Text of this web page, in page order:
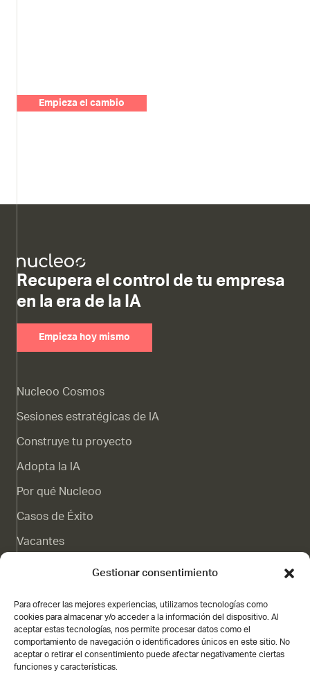
Gestionar consentimiento
Para ofrecer las mejores experiencias, utilizamos tecnologías como
cookies para almacenar y/o acceder a la información del dispositivo. Al
aceptar estas tecnologías, nos permite procesar datos como el
comportamiento de navegación o identificadores únicos en este sitio. No
aceptar o retirar el consentimiento puede afectar negativamente ciertas
funciones y características.
Empieza el cambio
Recupera el control de tu empresa
en la era de la IA
Empieza hoy mismo
Nucleoo Cosmos
Sesiones estratégicas de IA
Construye tu proyecto
Adopta la IA
Por qué Nucleoo
Casos de Éxito
Vacantes
Canal de denuncias
Contacto
Subvención